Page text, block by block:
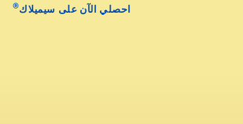
احصلي الآن على سيميلاك®